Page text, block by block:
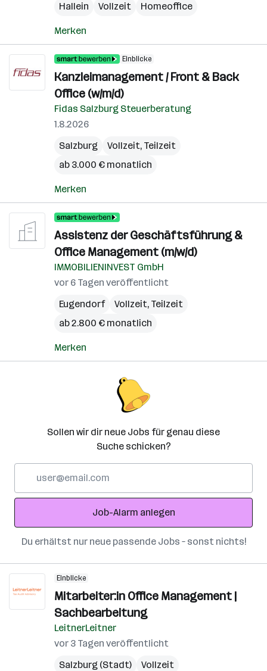
Hallein
Vollzeit Homeoffice
Merken
Einblicke
Kanzleimanagement / Front & Back
Office (w/m/d)
Fidas Salzburg Steuerberatung
1.8.2026
Salzburg
Vollzeit, Teilzeit
ab 3.000 € monatlich
Merken
Assistenz der Geschäftsführung &
Office Management (m/w/d)
IMMOBILIENINVEST GmbH
vor 6 Tagen veröffentlicht
Eugendorf
Vollzeit, Teilzeit
ab 2.800 € monatlich
Merken
Sollen wir dir neue Jobs für genau diese
Suche schicken?
Adresse
Job-Alarm anlegen
Du erhältst nur neue passende Jobs – sonst nichts!
Einblicke
Mitarbeiter:in Office Management |
Sachbearbeitung
LeitnerLeitner
vor 3 Tagen veröffentlicht
Salzburg (Stadt)
Vollzeit